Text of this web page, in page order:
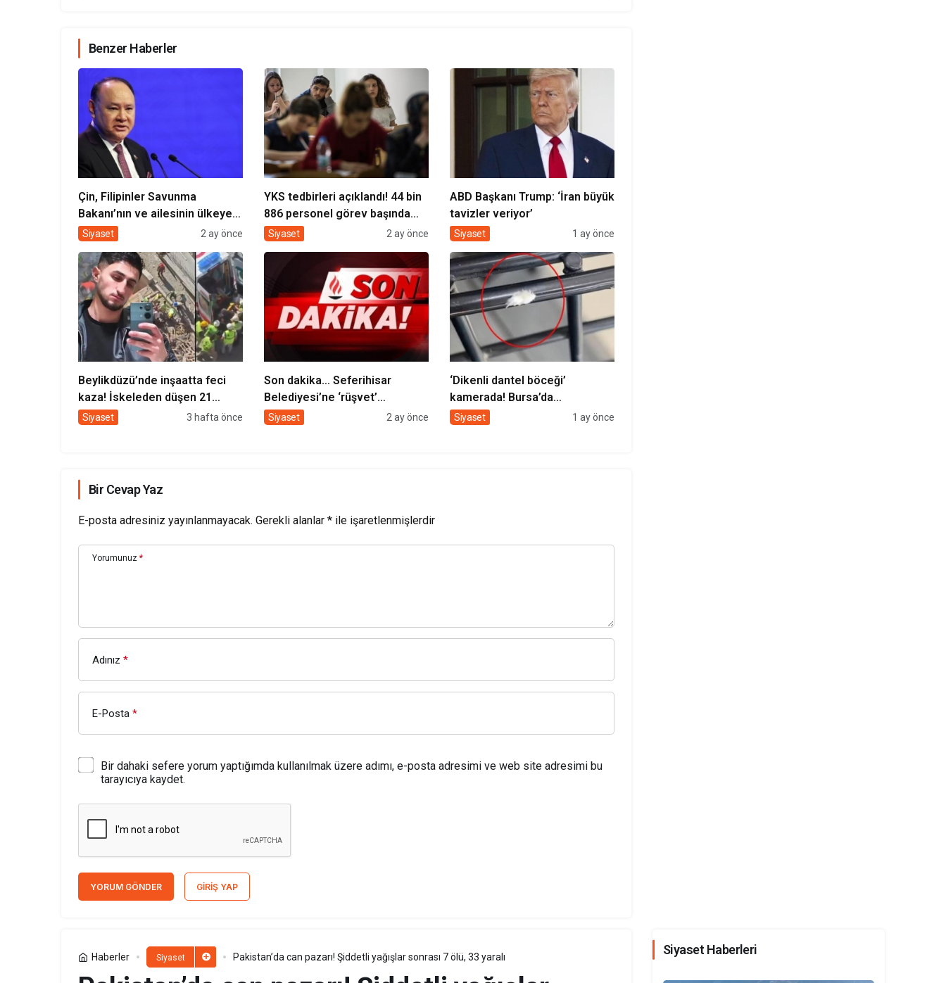
Benzer Haberler
Çin, Filipinler Savunma
Bakanı’nın ve ailesinin ülkeye
girişini yasakladı! Güney Çin
dönüştü
Siyaset 2 ay önce
YKS tedbirleri açıklandı! 44 bin
886 personel görev başında
olacak
Siyaset 2 ay önce
ABD Başkanı Trump: ‘İran büyük
tavizler veriyor’
Siyaset 1 ay önce
Beylikdüzü’nde inşaatta feci
kaza! İskeleden düşen 21
yaşındaki işçi hayatını kaybetti
Siyaset 3 hafta önce
Son dakika… Seferihisar
Belediyesi’ne ‘rüşvet’
operasyonu! 6 kişi gözaltına
Siyaset 2 ay önce
‘Dikenli dantel böceği’
kamerada! Bursa’da
görüntülendi
Siyaset 1 ay önce
Bir Cevap Yaz
E-posta adresiniz yayınlanmayacak. Gerekli alanlar * ile işaretlenmişlerdir
Yorumunuz *
Adınız *
E-Posta *
Bir dahaki sefere yorum yaptığımda kullanılmak üzere adımı, e-posta adresimi ve web site adresimi bu
tarayıcıya kaydet.
YORUM GÖNDER GIRIŞ YAP
Haberler Siyaset Pakistan’da can pazarı! Şiddetli yağışlar sonrası 7 ölü, 33 yaralı Siyaset Haberleri